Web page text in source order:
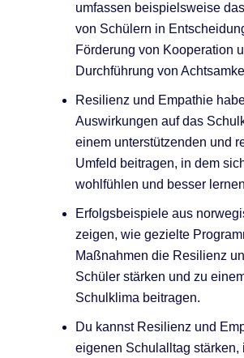
umfassen beispielsweise
von Schülern in
Förderung von Kooperation
Durchführung von
Resilienz und Empathie
Auswirkungen auf das
einem unterstützenden und
Umfeld beitragen, in dem
wohlfühlen und besser
Erfolgsbeispiele aus
zeigen, wie gezielte
Maßnahmen die Resilienz
Schüler stärken und zu
Schulklima beitragen.
Du kannst Resilienz und
eigenen Schulalltag stärken,